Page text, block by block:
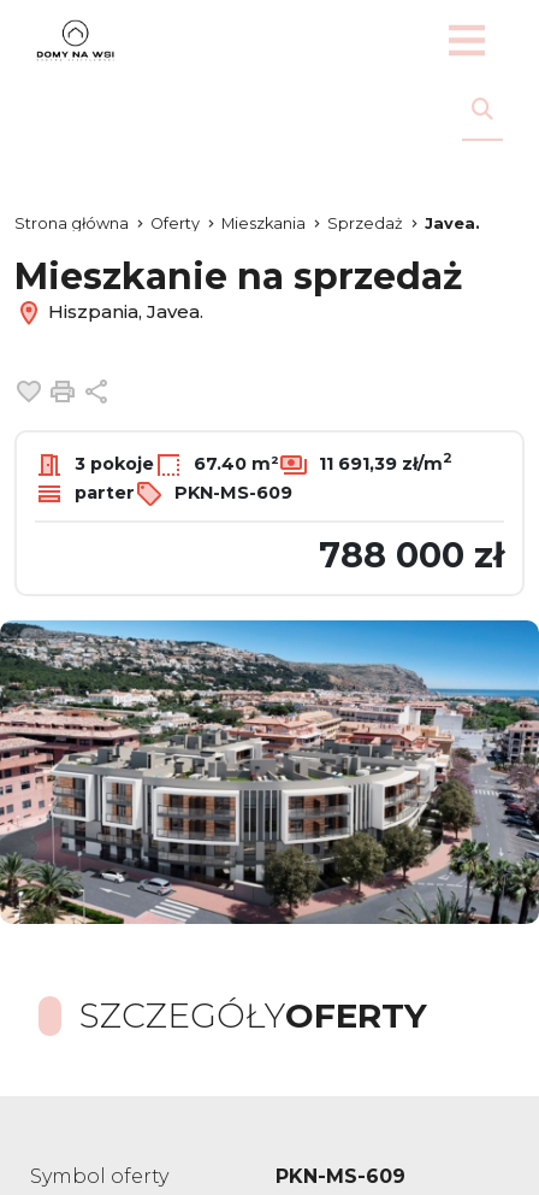
Strona główna Oferty Mieszkania Sprzedaż Javea.
Mieszkanie na sprzedaż
Hiszpania, Javea.
Dodaj do ulubionych
Drukuj
3 pokoje 67.40 m² 11 691,39 zł/m2
parter PKN-MS-609
788 000 zł
SZCZEGÓŁYOFERTY
Symbol oferty
PKN-MS-609